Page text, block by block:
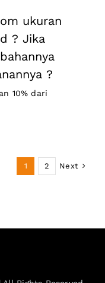
ukuran
? Jika
?
10% dari
1 2 Next